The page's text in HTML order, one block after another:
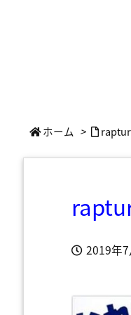
ホーム >
2019年